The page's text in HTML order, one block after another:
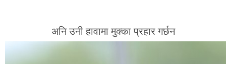
अनि उनी हावामा मुक्का प्रहार गर्छन